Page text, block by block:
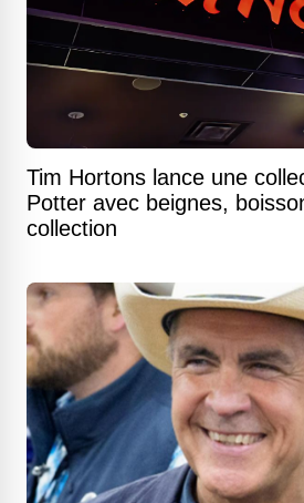
Tim Hortons lance une
Potter avec beignes,
collection